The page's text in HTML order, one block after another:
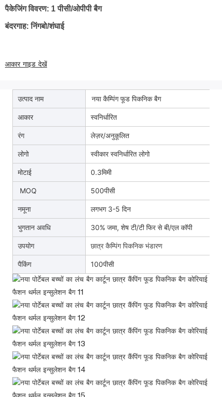
पैकेजिंग विवरण: 1 पीसी/ओपीपी बैग
बंदरगाह: निंगबो/शंघाई
आकार गाइड देखें
उत्पाद नाम नया कैम्पिंग फूड पिकनिक बैग
आकार स्वनिर्धारित
रंग लेज़र/अनुकूलित
लोगो स्वीकार स्वनिर्धारित लोगो
मोटाई 0.3मिमी
MOQ 500पीसी
नमूना लगभग 3-5 दिन
भुगतान अवधि 30% जमा, शेष टी/टी फिर से बी/एल कॉपी
उपयोग छात्र कैम्पिंग पिकनिक भंडारण
पैकिंग 100पीसी